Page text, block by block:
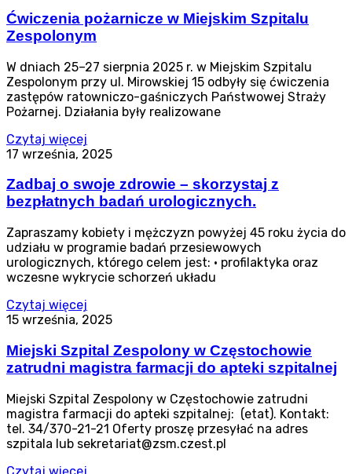
Ćwiczenia pożarnicze w Miejskim Szpitalu
Zespolonym
W dniach 25–27 sierpnia 2025 r. w Miejskim Szpitalu
Zespolonym przy ul. Mirowskiej 15 odbyły się ćwiczenia
zastępów ratowniczo-gaśniczych Państwowej Straży
Pożarnej. Działania były realizowane
Czytaj więcej
17 września, 2025
Zadbaj o swoje zdrowie – skorzystaj z
bezpłatnych badań urologicznych.
Zapraszamy kobiety i mężczyzn powyżej 45 roku życia do
udziału w programie badań przesiewowych
urologicznych, którego celem jest: • profilaktyka oraz
wczesne wykrycie schorzeń układu
Czytaj więcej
15 września, 2025
Miejski Szpital Zespolony w Częstochowie
zatrudni magistra farmacji do apteki szpitalnej
Miejski Szpital Zespolony w Częstochowie zatrudni
magistra farmacji do apteki szpitalnej: (etat). Kontakt:
tel. 34/370-21-21 Oferty proszę przesyłać na adres
szpitala lub sekretariat@zsm.czest.pl
Czytaj więcej